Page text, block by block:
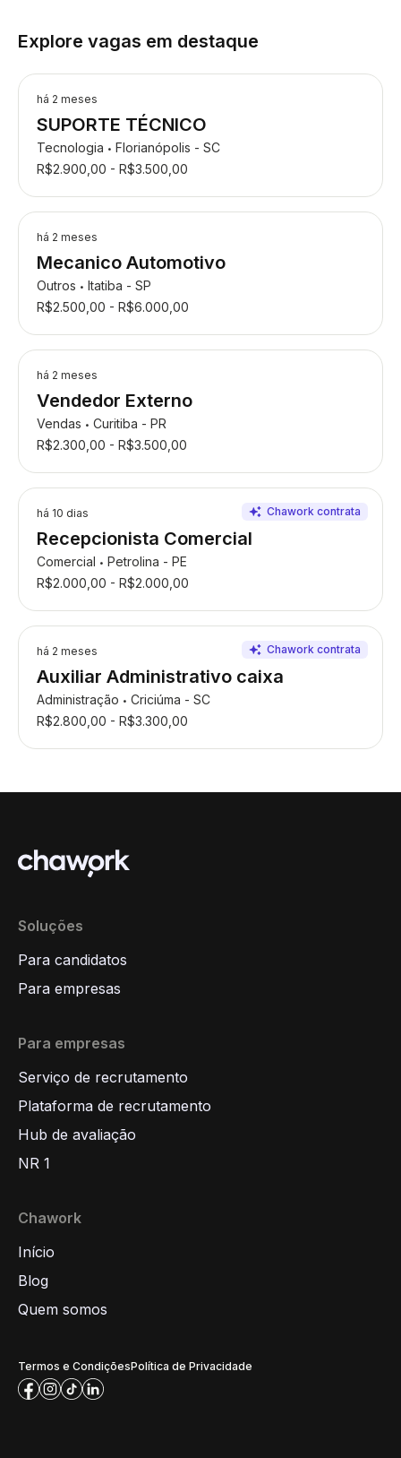
Explore vagas em destaque
há 2 meses
SUPORTE TÉCNICO
Tecnologia • Florianópolis - SC
R$2.900,00 - R$3.500,00
há 2 meses
Mecanico Automotivo
Outros • Itatiba - SP
R$2.500,00 - R$6.000,00
há 2 meses
Vendedor Externo
Vendas • Curitiba - PR
R$2.300,00 - R$3.500,00
há 10 dias
Recepcionista Comercial
Comercial • Petrolina - PE
R$2.000,00 - R$2.000,00
há 2 meses
Auxiliar Administrativo caixa
Administração • Criciúma - SC
R$2.800,00 - R$3.300,00
Soluções
Para candidatos
Para empresas
Para empresas
Serviço de recrutamento
Plataforma de recrutamento
Hub de avaliação
NR 1
Chawork
Início
Blog
Quem somos
Termos e CondiçõesPolítica de Privacidade